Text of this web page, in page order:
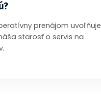
prenájom uvoľňuje
starosť o servis na